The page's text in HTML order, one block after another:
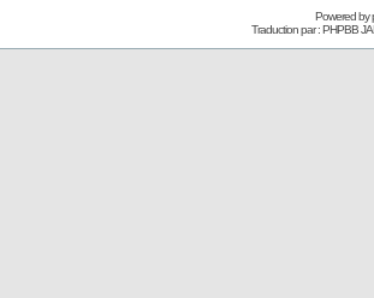
Powered by
Traduction par : PHPBB